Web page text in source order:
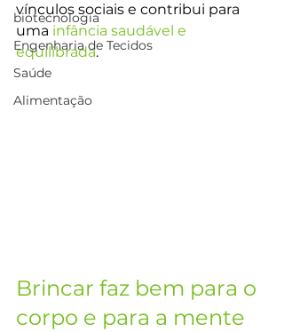
biotecnologia
Engenharia de Tecidos
Saúde
Alimentação
vínculos sociais e contribui para
uma infância saudável e
equilibrada.
Brincar faz bem para o
corpo e para a mente